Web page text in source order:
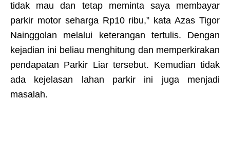
tidak mau dan tetap meminta saya membayar
parkir motor seharga Rp10 ribu,” kata Azas Tigor
Nainggolan melalui keterangan tertulis. Dengan
kejadian ini beliau menghitung dan memperkirakan
pendapatan Parkir Liar tersebut. Kemudian tidak
ada kejelasan lahan parkir ini juga menjadi
masalah.